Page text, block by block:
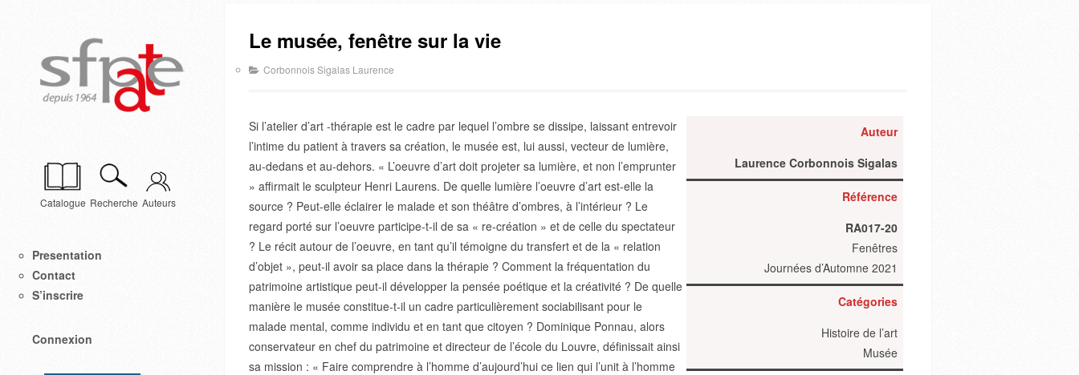
Catalogue Recherche Auteurs
Presentation
Contact
S’inscrire
Connexion
Le musée, fenêtre sur la vie
Corbonnois Sigalas Laurence
Si l’atelier d’art -thérapie est le cadre par lequel l’ombre se dissipe, laissant entrevoir
l’intime du patient à travers sa création, le musée est, lui aussi, vecteur de lumière,
au-dedans et au-dehors. « L’oeuvre d’art doit projeter sa lumière, et non l’emprunter
» affirmait le sculpteur Henri Laurens. De quelle lumière l’oeuvre d’art est-elle la
source ? Peut-elle éclairer le malade et son théâtre d’ombres, à l’intérieur ? Le
regard porté sur l’oeuvre participe-t-il de sa « re-création » et de celle du spectateur
? Le récit autour de l’oeuvre, en tant qu’il témoigne du transfert et de la « relation
d’objet », peut-il avoir sa place dans la thérapie ? Comment la fréquentation du
patrimoine artistique peut-il développer la pensée poétique et la créativité ? De quelle
manière le musée constitue-t-il un cadre particulièrement sociabilisant pour le
malade mental, comme individu et en tant que citoyen ? Dominique Ponnau, alors
conservateur en chef du patrimoine et directeur de l’école du Louvre, définissait ainsi
sa mission : « Faire comprendre à l’homme d’aujourd’hui ce lien qui l’unit à l’homme
Auteur
Laurence Corbonnois Sigalas
Référence
RA017-20
Fenêtres
Journées d’Automne 2021
Catégories
Histoire de l’art
Musée